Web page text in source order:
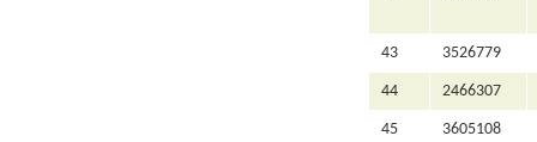
43 3526779
44 2466307
45 3605108